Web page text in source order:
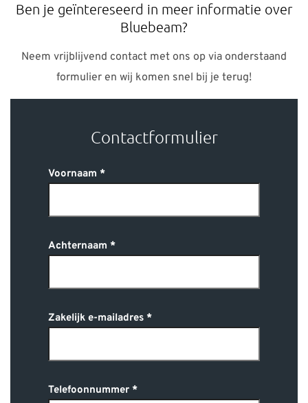
Ben je geïntereseerd in meer informatie over
Bluebeam?
Neem vrijblijvend contact met ons op via onderstaand
formulier en wij komen snel bij je terug!
Contactformulier
Voornaam
Achternaam
Zakelijk e-mailadres
Telefoonnummer